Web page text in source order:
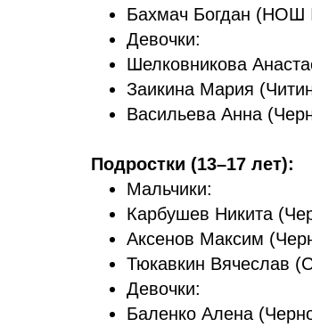
Бахмач Богдан
Девочки:
Шелковникова
Заикина Мария
Васильева Анна
Подростки (13–17 лет):
Мальчики:
Карбушев Никита
Аксенов Максим
Тюкавкин Вячеслав
Девочки:
Баленко Алена